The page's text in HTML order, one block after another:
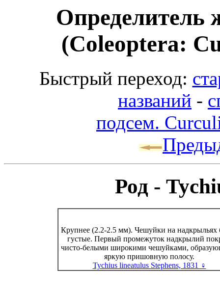
Определитель
(Coleoptera:
Быстрый переход:
названий -
подсем.
Род -
Крупнее (2.2-2.5 мм). Чешуйки на надкрыльях
густые. Первый промежуток надкрылий
чисто-белыми широкими чешуйками,
яркую пришовную полосу.
Tychius lineatulus Stephens, 1831 ♀